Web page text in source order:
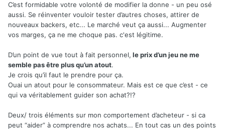
C’est formidable votre volonté de modifier la donne - un peu osé
aussi. Se réinventer vouloir tester d’autres choses, attirer de
nouveaux backers, etc... Le marché veut ça aussi... Augmenter
vos marges, ça ne me choque pas. c'est légitime.
D’un point de vue tout à fait personnel, le prix d’un jeu ne me
semble pas être plus qu’un atout.
Je crois qu’il faut le prendre pour ça.
Ouai un atout pour le consommateur. Mais est ce que c’est - ce
qui va véritablement guider son achat?!?
Deux/ trois éléments sur mon comportement d’acheteur - si ca
peut “aider” à comprendre nos achats... En tout cas un des points